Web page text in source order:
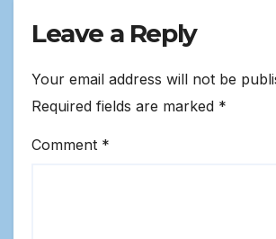
Leave a Reply
Your email address will not be
Required fields are marked *
Comment *